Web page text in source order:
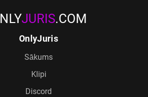
JURIS.COM
OnlyJuris
Sākums
Klipi
Discord